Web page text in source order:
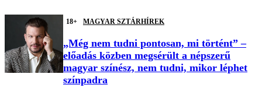
18+ MAGYAR SZTÁRHÍREK
„Még nem tudni pontosan, mi történt” –
előadás közben megsérült a népszerű
magyar színész, nem tudni, mikor léphet
színpadra